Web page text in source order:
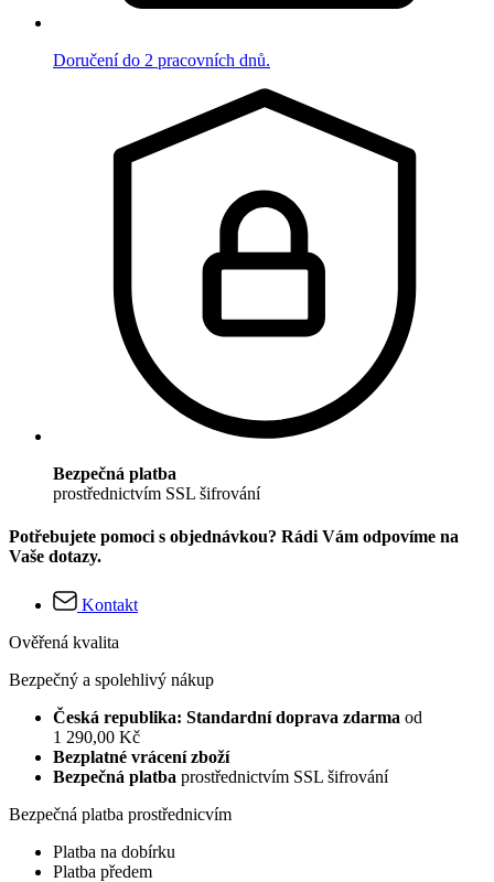
Doručení do 2 pracovních dnů.
Bezpečná platba
prostřednictvím SSL šifrování
Potřebujete pomoci s objednávkou? Rádi Vám odpovíme na
Vaše dotazy.
Kontakt
Ověřená kvalita
Bezpečný a spolehlivý nákup
Česká republika: Standardní doprava zdarma od
1 290,00 Kč
Bezplatné vrácení zboží
Bezpečná platba prostřednictvím SSL šifrování
Bezpečná platba prostřednicvím
Platba na dobírku
Platba předem